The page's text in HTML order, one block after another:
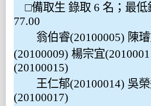
□備取生 錄取 6 名；最低
77.00
翁伯睿(20100005) 陳
(20100009) 楊宗宜
(20100015)
王仁郁(20100014) 吳榮
(20100017)